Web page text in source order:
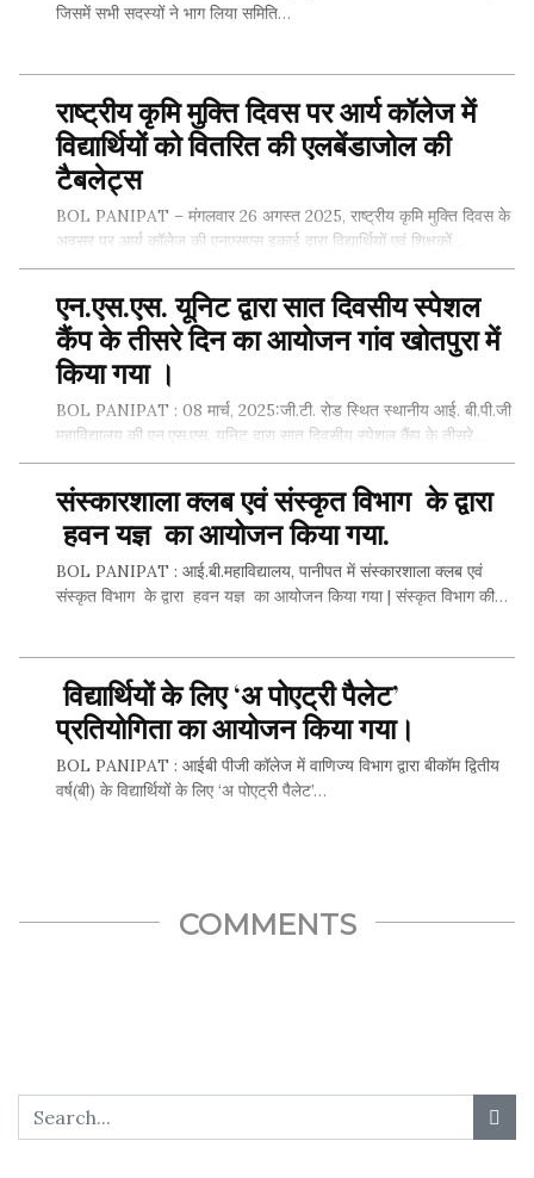
जिसमें सभी सदस्यों ने भाग लिया समिति…
SHARE THIS...
राष्ट्रीय कृमि मुक्ति दिवस पर आर्य कॉलेज में
विद्यार्थियों को वितरित की एलबेंडाजोल की
टैबलेट्स
BOL PANIPAT – मंगलवार 26 अगस्त 2025, राष्ट्रीय कृमि मुक्ति दिवस के
अवसर पर आर्य कॉलेज की एनएसएस इकाई द्वारा विद्यार्थियों एवं शिक्षकों…
SHARE THIS...
एन.एस.एस. यूनिट द्वारा सात दिवसीय स्पेशल
कैंप के तीसरे दिन का आयोजन गांव खोतपुरा में
किया गया ।
BOL PANIPAT : 08 मार्च, 2025:जी.टी. रोड स्थित स्थानीय आई. बी.पी.जी
महाविद्यालय की एन.एस.एस. यूनिट द्वारा सात दिवसीय स्पेशल कैंप के तीसरे…
SHARE THIS...
संस्कारशाला क्लब एवं संस्कृत विभाग के द्वारा
हवन यज्ञ का आयोजन किया गया.
BOL PANIPAT : आई.बी.महाविद्यालय, पानीपत में संस्कारशाला क्लब एवं
संस्कृत विभाग के द्वारा हवन यज्ञ का आयोजन किया गया | संस्कृत विभाग की…
SHARE THIS...
विद्यार्थियों के लिए ‘अ पोएट्री पैलेट’
प्रतियोगिता का आयोजन किया गया।
BOL PANIPAT : आईबी पीजी कॉलेज में वाणिज्य विभाग द्वारा बीकॉम द्वितीय
वर्ष(बी) के विद्यार्थियों के लिए ‘अ पोएट्री पैलेट’…
COMMENTS